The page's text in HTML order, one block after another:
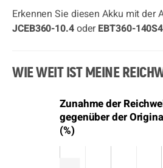
Erkennen Sie diesen Akku mit der
JCEB360-10.4oderEBT360-
WIE WEIT IST MEINE
Zunahme der
gegenüber der
(%)